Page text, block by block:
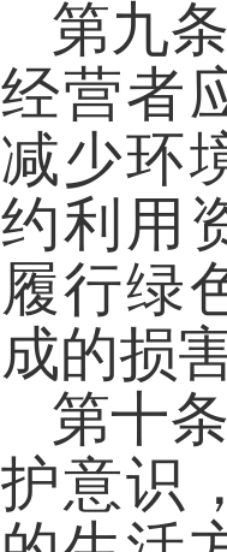
第九
经营者
减少环
约利用
履行绿
成的损
第十
护意识